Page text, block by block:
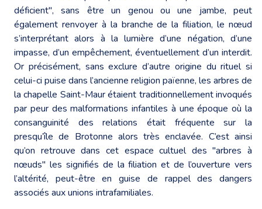
déficient", sans être un genou ou une jambe, peut
également renvoyer à la branche de la filiation, le nœud
s’interprétant alors à la lumière d’une négation, d’une
impasse, d’un empêchement, éventuellement d’un interdit.
Or précisément, sans exclure d’autre origine du rituel si
celui-ci puise dans l’ancienne religion païenne, les arbres de
la chapelle Saint-Maur étaient traditionnellement invoqués
par peur des malformations infantiles à une époque où la
consanguinité des relations était fréquente sur la
presqu’île de Brotonne alors très enclavée. C’est ainsi
qu’on retrouve dans cet espace cultuel des "arbres à
nœuds" les signifiés de la filiation et de l’ouverture vers
l’altérité, peut-être en guise de rappel des dangers
associés aux unions intrafamiliales.